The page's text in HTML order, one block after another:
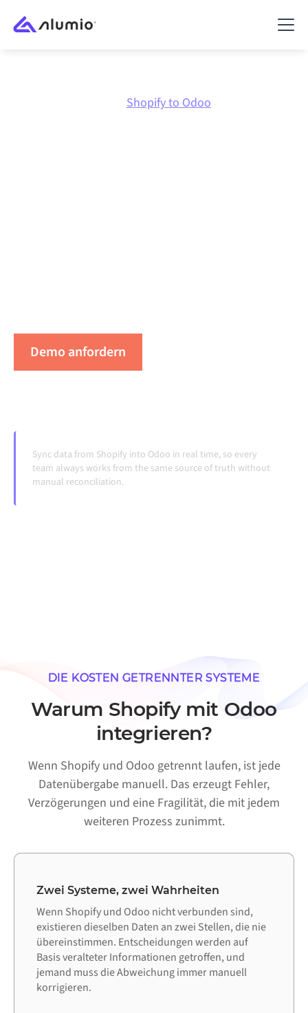
Shopify to Odoo
Demo anfordern
Sync data from Shopify into Odoo in real time, so every
team always works from the same source of truth without
manual reconciliation.
DIE KOSTEN GETRENNTER SYSTEME
Warum Shopify mit Odoo
integrieren?
Wenn Shopify und Odoo getrennt laufen, ist jede
Datenübergabe manuell. Das erzeugt Fehler,
Verzögerungen und eine Fragilität, die mit jedem
weiteren Prozess zunimmt.
Zwei Systeme, zwei Wahrheiten
Wenn Shopify und Odoo nicht verbunden sind,
existieren dieselben Daten an zwei Stellen, die nie
übereinstimmen. Entscheidungen werden auf
Basis veralteter Informationen getroffen, und
jemand muss die Abweichung immer manuell
korrigieren.